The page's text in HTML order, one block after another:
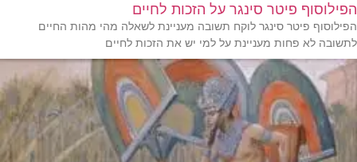
הפילוסוף פיטר סינגר על הזכות לחיים
הפילוסוף פיטר סינגר לוקח תשובה מעניינת לשאלה מהי מהות החיים
לתשובה לא פחות מעניינת על למי יש את הזכות לחיים